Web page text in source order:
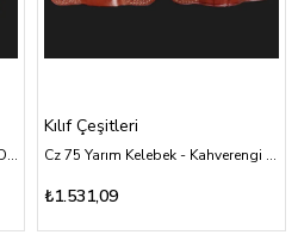
Cz 75 Tam Kelebek - Kahverengi Deri Kılıf Çeşitleri
Kılıf Çeşitleri
Cz 75 Yarım Kelebek - Kahverengi Deri Kılıf Çeşitleri
₺1.531,09